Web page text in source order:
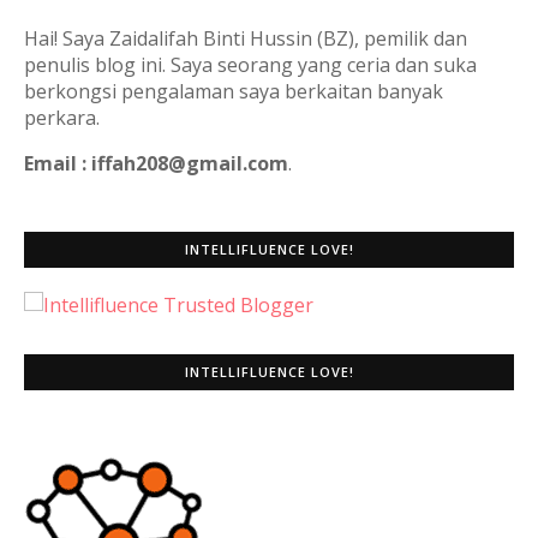
Hai! Saya Zaidalifah Binti Hussin (BZ), pemilik dan
penulis blog ini. Saya seorang yang ceria dan suka
berkongsi pengalaman saya berkaitan banyak
perkara.
Email : iffah208@gmail.com.
INTELLIFLUENCE LOVE!
INTELLIFLUENCE LOVE!